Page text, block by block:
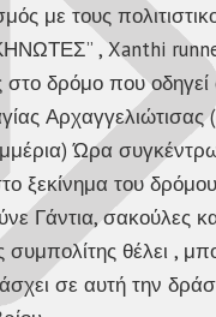
με τους
, Xanthi
δρόμο που οδηγεί
Αρχαγγελιώτισας
Ώρα
ξεκίνημα του
Γάντια, σακούλες
θέλει ,
σε αυτή την